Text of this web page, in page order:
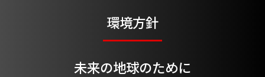
環境方針
未来の地球のために